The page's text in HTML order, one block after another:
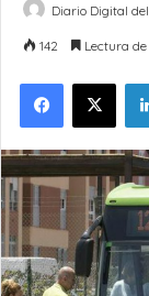
Diario Digital
142 Lectura